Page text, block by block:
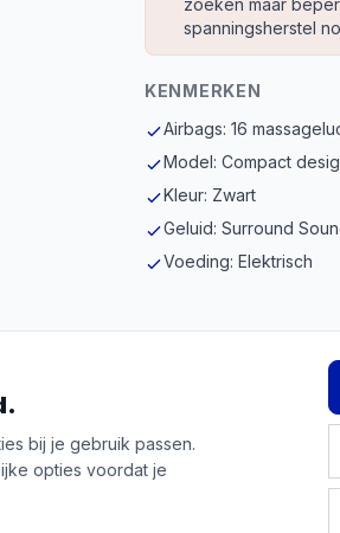
zoeken maar
spanningsherstel
KENMERKEN
Airbags: 16
Model: Compact
Kleur: Zwart
Geluid: Surround
Voeding: Elektrisch
bij je gebruik passen.
opties voordat je